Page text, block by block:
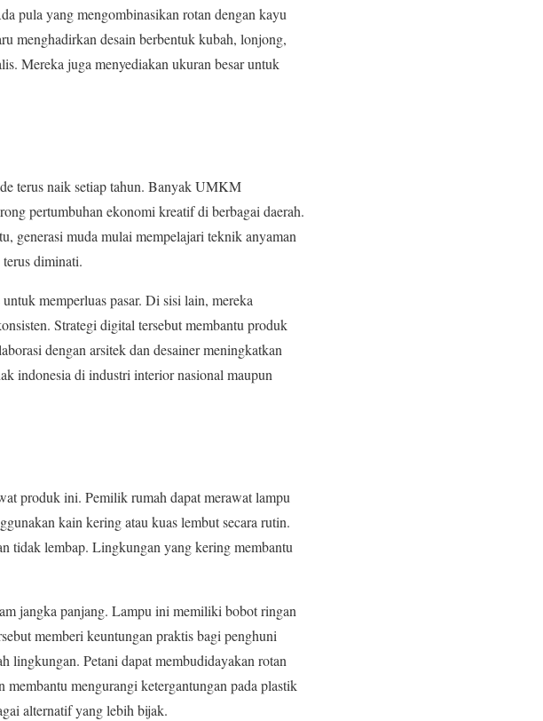
pula yang mengombinasikan rotan dengan kayu
menghadirkan desain berbentuk kubah, lonjong,
Mereka juga menyediakan ukuran besar untuk
terus naik setiap tahun. Banyak UMKM
pertumbuhan ekonomi kreatif di berbagai daerah.
generasi muda mulai mempelajari teknik anyaman
diminati.
memperluas pasar. Di sisi lain, mereka
Strategi digital tersebut membantu produk
dengan arsitek dan desainer meningkatkan
indonesia di industri interior nasional maupun
produk ini. Pemilik rumah dapat merawat lampu
kain kering atau kuas lembut secara rutin.
tidak lembap. Lingkungan yang kering membantu
jangka panjang. Lampu ini memiliki bobot ringan
memberi keuntungan praktis bagi penghuni
lingkungan. Petani dapat membudidayakan rotan
membantu mengurangi ketergantungan pada plastik
alternatif yang lebih bijak.